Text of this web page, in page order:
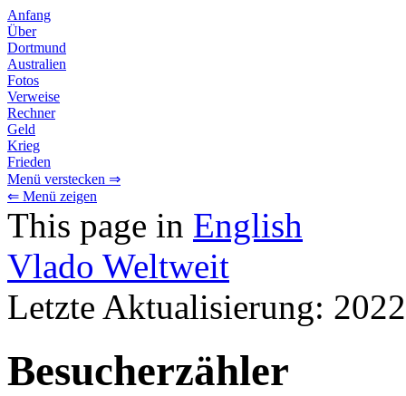
Anfang
Über
Dortmund
Australien
Fotos
Verweise
Rechner
Geld
Krieg
Frieden
Menü verstecken ⇒
⇐ Menü zeigen
This page in English
Vlado Weltweit
Letzte Aktualisierung:
Besucherzähler